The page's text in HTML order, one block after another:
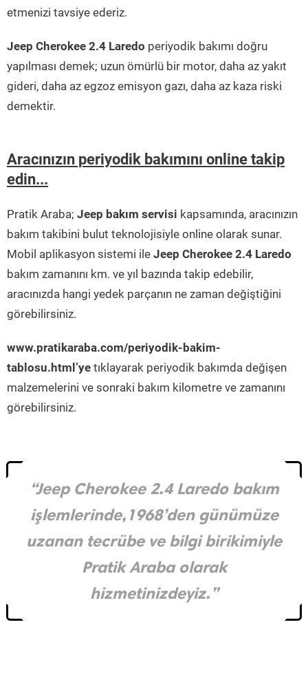
etmenizi tavsiye ederiz.
Jeep Cherokee 2.4 Laredo periyodik bakımı doğru
yapılması demek; uzun ömürlü bir motor, daha az yakıt
gideri, daha az egzoz emisyon gazı, daha az kaza riski
demektir.
Aracınızın periyodik bakımını online takip
edin...
Pratik Araba; Jeep bakım servisi kapsamında, aracınızın
bakım takibini bulut teknolojisiyle online olarak sunar.
Mobil aplikasyon sistemi ile Jeep Cherokee 2.4 Laredo
bakım zamanını km. ve yıl bazında takip edebilir,
aracınızda hangi yedek parçanın ne zaman değiştiğini
görebilirsiniz.
www.pratikaraba.com/periyodik-bakim-
tablosu.html’ye tıklayarak periyodik bakımda değişen
malzemelerini ve sonraki bakım kilometre ve zamanını
görebilirsiniz.
“Jeep Cherokee 2.4 Laredo bakım
işlemlerinde,1968’den günümüze
uzanan tecrübe ve bilgi birikimiyle
Pratik Araba olarak
hizmetinizdeyiz.”